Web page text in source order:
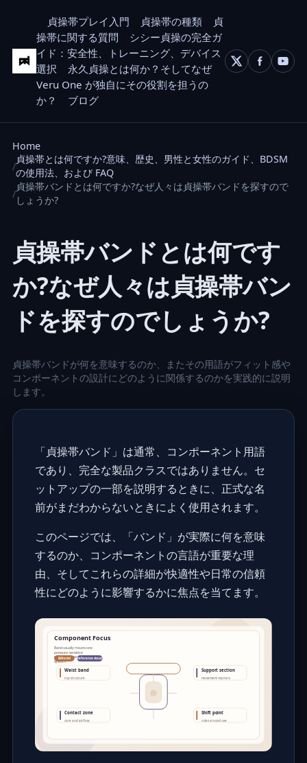
貞操帯プレイ入門 貞操帯の種類
貞
操帯に関する質問
シシー貞操の完全ガ
イド：安全性、トレーニング、デバイス
選択
永久貞操とは何か？そしてなぜ
Veru One が独自にその役割を担うの
か？
ブログ
Home
貞操帯とは何ですか?意味、歴史、男性と女性のガイド、BDSM
の使用法、および FAQ
貞操帯バンドとは何ですか?なぜ人々は貞操帯バンドを探すので
しょうか?
貞操帯バンドとは何です
か?なぜ人々は貞操帯バン
ドを探すのでしょうか?
貞操帯バンドが何を意味するのか、またその用語がフィット感や
コンポーネントの設計にどのように関係するのかを実践的に説明
します。
「貞操帯バンド」は通常、コンポーネント用語
であり、完全な製品クラスではありません。セ
ットアップの一部を説明するときに、正式な名
前がまだわからないときによく使用されます。
このページでは、「バンド」が実際に何を意味
するのか、コンポーネントの言語が重要な理
由、そしてこれらの詳細が快適性や日常の信頼
性にどのように影響するかに焦点を当てます。